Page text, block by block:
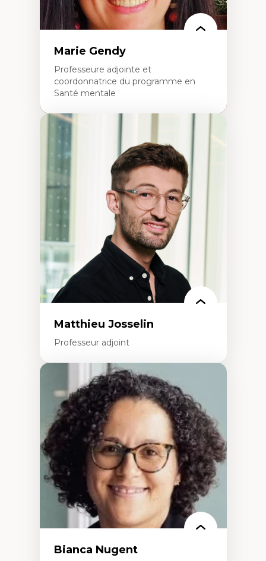
Marie Gendy
Professeure adjointe et
coordonnatrice du programme en
Santé mentale
Expertises
Neuropsychiatrie et neurosciences
Direction d'essais cliniques
Analyse des politiques et pratiques en santé
mentale
Développement de protocoles d'essais
cliniques
Collaboration interfonctionnelle
Leadership en recherche clinique
Développement de cadres politiques
Collaboration avec des entreprises
pharmaceutiques
Rédaction de publications et de rapports
politiques
Enseignement et mentorat
Matthieu Josselin
Professeur adjoint
Expertises
Ethnographie critique des environnements
d’apprentissage des étudiant.e.s
Approche transdisciplinaire des
compétences socioaffectives et
interculturelles
Didactique des langues secondes et
compétence pragmatique
Andragogie
Méthodologies de recherche qualitative
Bianca Nugent